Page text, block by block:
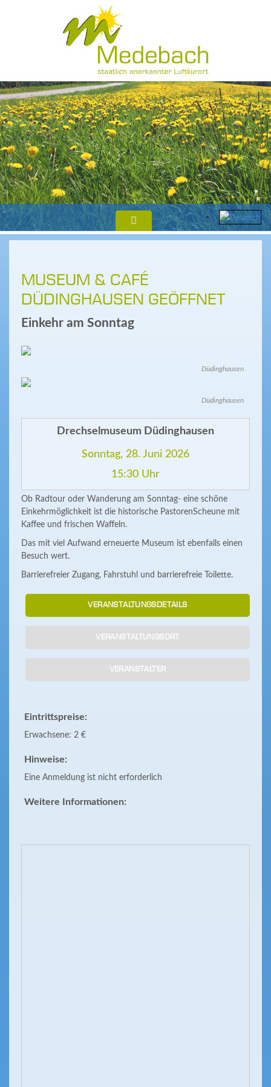
MUSEUM & CAFÉ
DÜDINGHAUSEN GEÖFFNET
Einkehr am Sonntag
Düdinghausen
Düdinghausen
Drechselmuseum Düdinghausen
Sonntag, 28. Juni 2026
15:30 Uhr
Ob Radtour oder Wanderung am Sonntag- eine schöne
Einkehrmöglichkeit ist die historische PastorenScheune mit
Kaffee und frischen Waffeln.
Das mit viel Aufwand erneuerte Museum ist ebenfalls einen
Besuch wert.
Barrierefreier Zugang, Fahrstuhl und barrierefreie Toilette.
VERANSTALTUNGSDETAILS
VERANSTALTUNGSORT
VERANSTALTER
Eintrittspreise:
Erwachsene: 2 €
Hinweise:
Eine Anmeldung ist nicht erforderlich
Weitere Informationen: